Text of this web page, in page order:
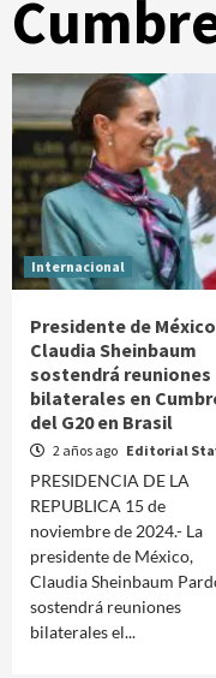
Internacional
Presidente de México
Claudia Sheinbaum
sostendrá reuniones
bilaterales en
del G20 en Brasil
2 años ago Editorial
PRESIDENCIA DE LA
REPUBLICA 15 de
noviembre de 2024.- La
presidente de México,
Claudia Sheinbaum
sostendrá reuniones
bilaterales el...